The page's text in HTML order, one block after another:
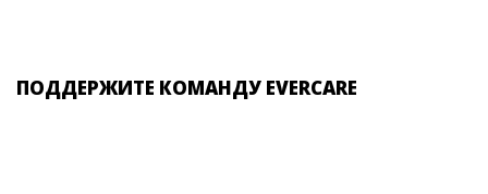
ПОДДЕРЖИТЕ КОМАНДУ EVERCARE